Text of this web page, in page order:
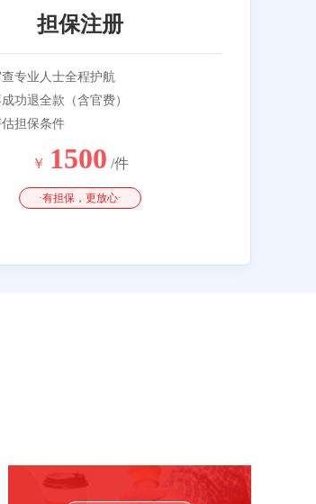
担保注册
查专业人士全程护航
功退全款（含官费）
估担保条件
￥ 1500 /件
·有担保，更放心·